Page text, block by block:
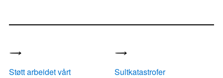
Støtt arbeidet vårt Sultkatastrofer